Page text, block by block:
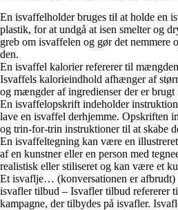
En isvaffelholder bruges til at holde en
plastik, for at undgå at isen smelter og
greb om isvaffelen og gør det nemmere
den.
En isvaffel kalorier refererer til
Isvaffels kalorieindhold afhænger af
og mængder af ingredienser der er brugt
En isvaffelopskrift indeholder
lave en isvaffel derhjemme. Opskriften
og trin-for-trin instruktioner til at skabe
En isvaffeltegning kan være en
af en kunstner eller en person med
realistisk eller stiliseret og kan være et
Et isvaflje… (konversationen er afbrudt)
isvafler tilbud – Isvafler tilbud refererer
kampagne, der tilbydes på isvafler.